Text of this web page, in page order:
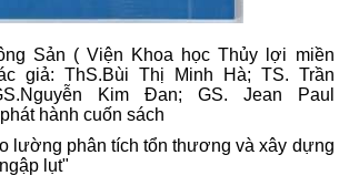
Sản ( Viện Khoa học Thủy lợi miền
giả: ThS.Bùi Thị Minh Hà; TS. Trần
Kim Đan; GS. Jean Paul
hành cuốn sách
lường phân tích tổn thương và xây dựng
lụt"